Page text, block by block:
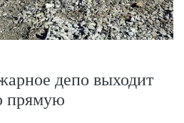
депо выходит
прямую